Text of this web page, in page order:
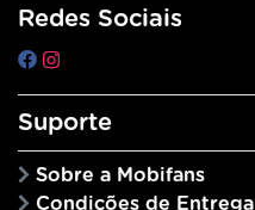
Redes Sociais
Suporte
Sobre a Mobifans
Condições de Entrega